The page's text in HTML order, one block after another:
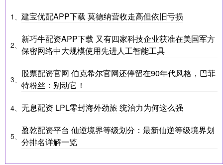
1、 建宝优配APP下载 莫德纳营收走高但依旧亏损
2、
新巧牛配资APP下载 又有四家科技企业获准在美国军方
保密网络中大规模使用先进人工智能工具
3、
股票配资官网 伯克希尔官网还停留在90年代风格，巴菲
特粉丝：别动它！
4、 无息配资 LPL零封海外劲旅 统治力为何这么强
5、
盈乾配资平台 仙逆境界等级划分：最新仙逆等级境界划
分排名详解一览